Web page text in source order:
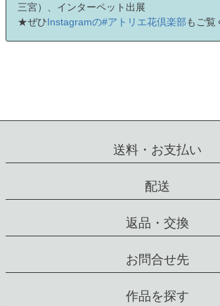
三宮）、インターペット出展
★ぜひInstagramの#アトリエ花倶楽部もご覧
送料・お支払い
配送
返品・交換
お問合せ先
作品を探す